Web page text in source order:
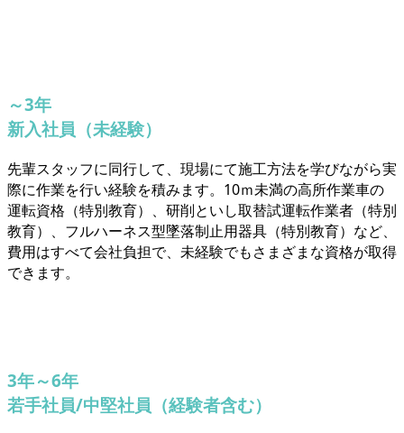
～3年
新入社員（未経験）
先輩スタッフに同行して、現場にて施工方法を学びながら実
際に作業を行い経験を積みます。10ｍ未満の高所作業車の
運転資格（特別教育）、研削といし取替試運転作業者（特別
教育）、フルハーネス型墜落制止用器具（特別教育）など、
費用はすべて会社負担で、未経験でもさまざまな資格が取得
できます。
3年～6年
若手社員/中堅社員（経験者含む）